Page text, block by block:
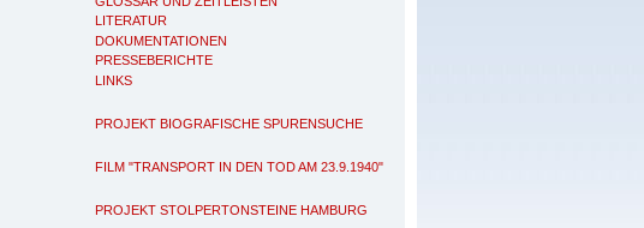
LITERATUR
DOKUMENTATIONEN
PRESSEBERICHTE
LINKS
PROJEKT BIOGRAFISCHE SPURENSUCHE
FILM "TRANSPORT IN DEN TOD AM 23.9.1940"
PROJEKT STOLPERTONSTEINE HAMBURG